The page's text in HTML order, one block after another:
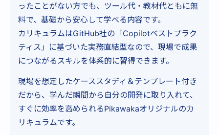
ったことがない方でも、ツール代・教材代ともに無
料で、基礎から安心して学べる内容です。
カリキュラムはGitHub社の「Copilotベストプラク
ティス」に基づいた実務直結型なので、現場で成果
につながるスキルを体系的に習得できます。
現場を想定したケーススタディ＆テンプレート付き
だから、学んだ瞬間から自分の開発に取り入れて、
すぐに効率を高められるPikawakaオリジナルのカ
リキュラムです。